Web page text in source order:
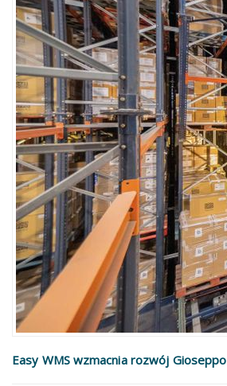
Easy WMS wzmacnia rozwój Gioseppo